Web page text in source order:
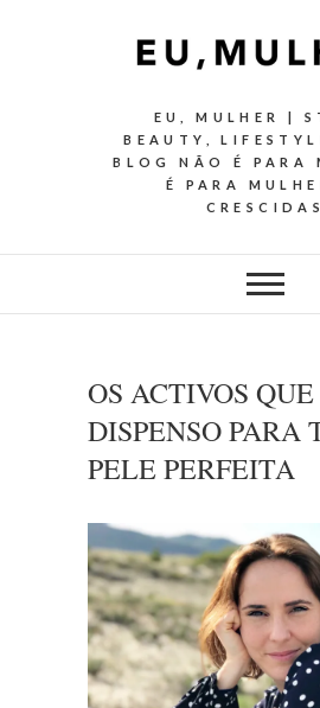
EU, MULHER |
BEAUTY,
BLOG NÃO É PARA
É PARA
CRESCIDAS
OS ACTIVOS
DISPENSO PARA
PELE PERFEITA